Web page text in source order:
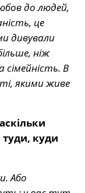
до людей,
це
дивували
ніж
сімейність. В
якими живе
куди
Або